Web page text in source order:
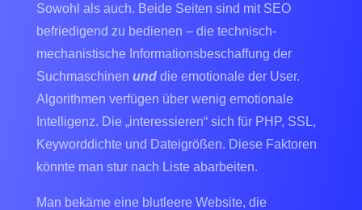
Sowohl als auch. Beide Seiten sind mit SEO
befriedigend zu bedienen – die technisch-
mechanistische Informationsbeschaffung der
Suchmaschinen unddie emotionale der User.
Algorithmen verfügen über wenig emotionale
Intelligenz. Die „interessieren“ sich für PHP, SSL,
Keyworddichte und Dateigrößen. Diese Faktoren
könnte man stur nach Liste abarbeiten.
Man bekäme eine blutleere Website, die